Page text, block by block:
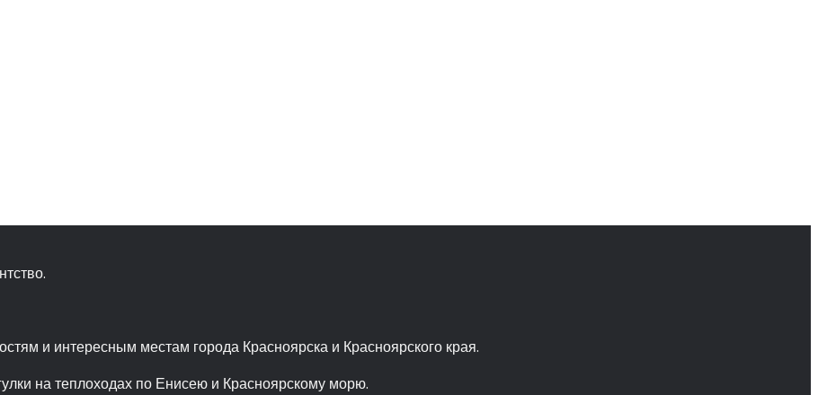
и интересным местам города Красноярска и Красноярского края.
на теплоходах по Енисею и Красноярскому морю.